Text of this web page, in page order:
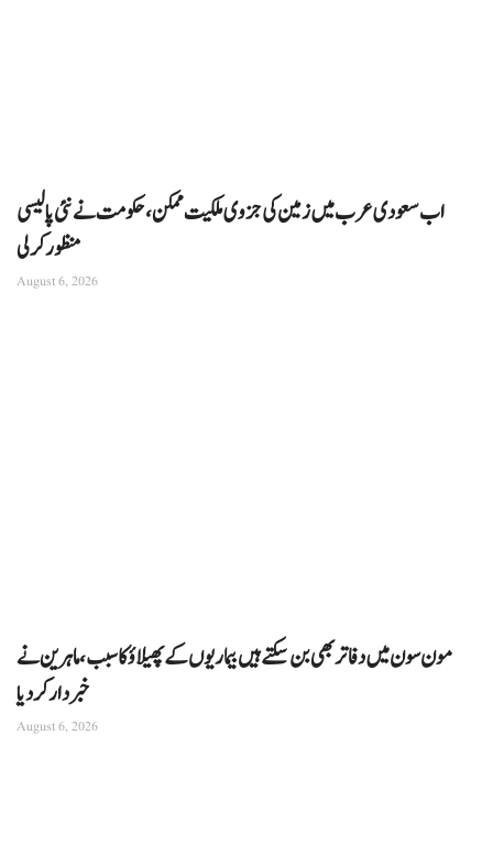
اب سعودی عرب میں زمین کی جزوی ملکیت ممکن، حکومت نے نئی پالیسی
منظور کرلی
August 6, 2026
مون سون میں دفاتر بھی بن سکتے ہیں بیماریوں کے پھیلاؤ کا سبب، ماہرین نے
خبردار کر دیا
August 6, 2026